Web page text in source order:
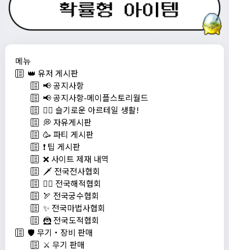
메뉴
👑 유저 게시판
📢 공지사항
📢 공지사항-메이플스토리월드
💁‍♂ 슬기로운 아르테일 생활!
💭 자유게시판
🥳 파티 게시판
❗️ 팁 게시판
❌ 사이트 제재 내역
🗡️ 전국전사협회
🏴‍☠️ 전국해적협회
🏹 전국궁수협회
✨ 전국마법사협회
🦹 전국도적협회
🛡️ 무기・장비 판매
⚔️ 무기 판매